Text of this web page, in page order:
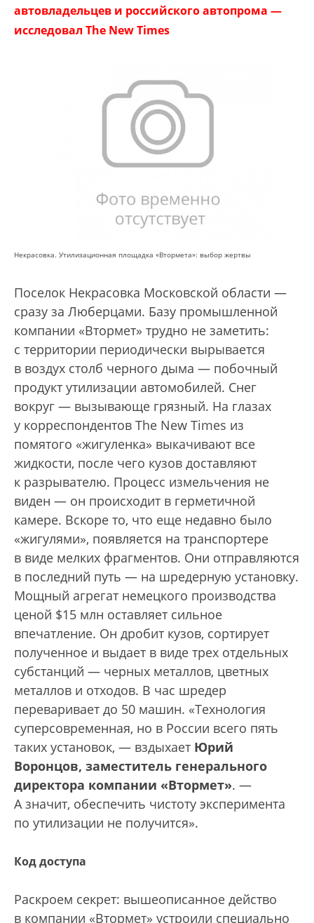
автовладельцев и российского автопрома —
исследовал The New Times
Некрасовка. Утилизационная площадка «Втормета»: выбор жертвы
Поселок Некрасовка Московской области —
сразу за Люберцами. Базу промышленной
компании «Втормет» трудно не заметить:
с территории периодически вырывается
в воздух столб черного дыма — побочный
продукт утилизации автомобилей. Снег
вокруг — вызывающе грязный. На глазах
у корреспондентов The New Times из
помятого «жигуленка» выкачивают все
жидкости, после чего кузов доставляют
к разрывателю. Процесс измельчения не
виден — он происходит в герметичной
камере. Вскоре то, что еще недавно было
«жигулями», появляется на транспортере
в виде мелких фрагментов. Они отправляются
в последний путь — на шредерную установку.
Мощный агрегат немецкого производства
ценой $15 млн оставляет сильное
впечатление. Он дробит кузов, сортирует
полученное и выдает в виде трех отдельных
субстанций — черных металлов, цветных
металлов и отходов. В час шредер
переваривает до 50 машин. «Технология
суперсовременная, но в России всего пять
таких установок, — вздыхает Юрий
Воронцов, заместитель генерального
директора компании «Втормет». —
А значит, обеспечить чистоту эксперимента
по утилизации не получится».
Код доступа
Раскроем секрет: вышеописанное действо
в компании «Втормет» устроили специально